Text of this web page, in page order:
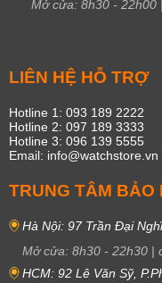
Mở cửa: 8h30 - 22h00 |
LIÊN HỆ HỖ TRỢ
Hotline 1: 093 189 2222
Hotline 2: 097 189 3333
Hotline 3: 096 139 5555
Email: info@watchstore.vn
TRUNG TÂM BẢO
Hà Nội: 97 Trần Đại
Mở cửa: 8h30 - 22h30 |
HCM: 92 Lê Văn Sỹ,